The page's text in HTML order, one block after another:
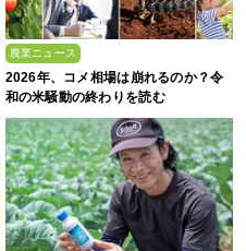
農業ニュース
2026年、コメ相場は崩れるのか？令
和の米騒動の終わりを読む